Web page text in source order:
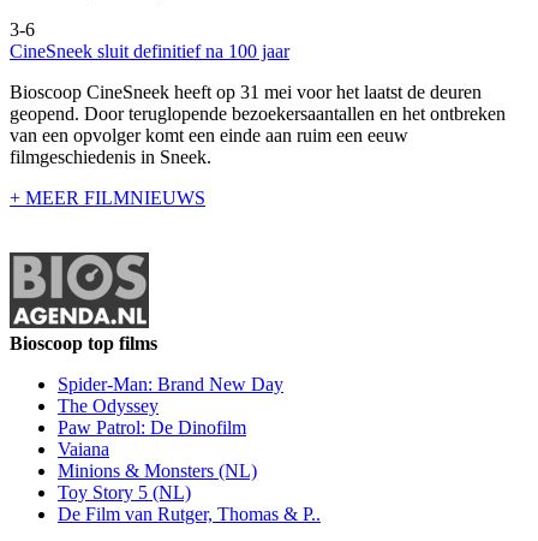
3-6
CineSneek sluit definitief na 100 jaar
Bioscoop CineSneek heeft op 31 mei voor het laatst de deuren
geopend. Door teruglopende bezoekersaantallen en het ontbreken
van een opvolger komt een einde aan ruim een eeuw
filmgeschiedenis in Sneek.
+ MEER FILMNIEUWS
Bioscoop top films
Spider-Man: Brand New Day
The Odyssey
Paw Patrol: De Dinofilm
Vaiana
Minions & Monsters (NL)
Toy Story 5 (NL)
De Film van Rutger, Thomas & P..